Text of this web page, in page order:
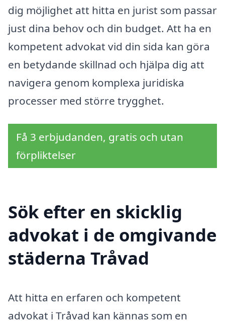
dig möjlighet att hitta en jurist som passar
just dina behov och din budget. Att ha en
kompetent advokat vid din sida kan göra
en betydande skillnad och hjälpa dig att
navigera genom komplexa juridiska
processer med större trygghet.
Få 3 erbjudanden, gratis och utan
förpliktelser
Sök efter en skicklig
advokat i de omgivande
städerna Tråvad
Att hitta en erfaren och kompetent
advokat i Tråvad kan kännas som en